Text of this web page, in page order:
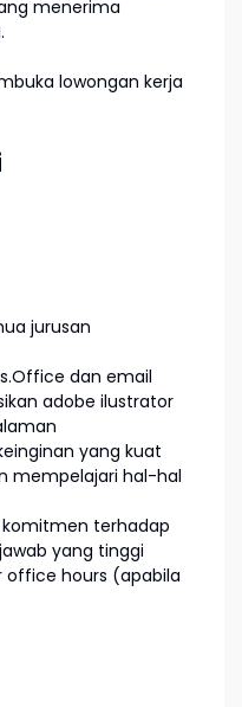
menerima
lowongan kerja
jurusan
dan email
adobe ilustrator
yang kuat
mempelajari hal-hal
terhadap
yang tinggi
office hours (apabila